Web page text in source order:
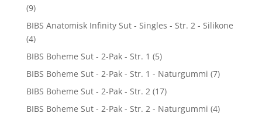
(9)
BIBS Anatomisk Infinity Sut - Singles - Str. 2 - Silikone
(4)
BIBS Boheme Sut - 2-Pak - Str. 1 (5)
BIBS Boheme Sut - 2-Pak - Str. 1 - Naturgummi (7)
BIBS Boheme Sut - 2-Pak - Str. 2 (17)
BIBS Boheme Sut - 2-Pak - Str. 2 - Naturgummi (4)